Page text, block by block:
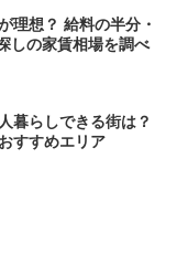
理想？ 給料の半分・
しの家賃相場を調べ
暮らしできる街は？
すすめエリア